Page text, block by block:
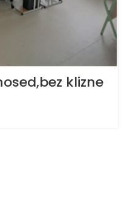
klizne